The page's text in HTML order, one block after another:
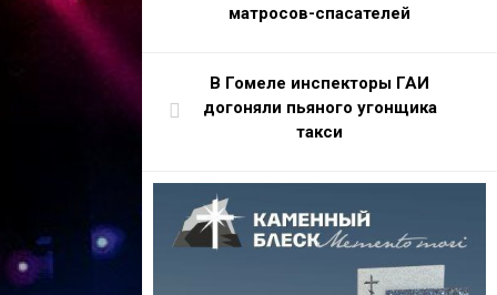
матросов-спасателей
В Гомеле инспекторы ГАИ
догоняли пьяного угонщика
такси